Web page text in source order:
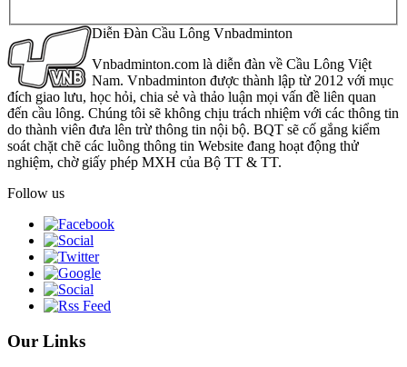
Diễn Đàn Cầu Lông Vnbadminton
Vnbadminton.com là diễn đàn về Cầu Lông Việt
Nam. Vnbadminton được thành lập từ 2012 với mục
đích giao lưu, học hỏi, chia sẻ và thảo luận mọi vấn đề liên quan
đến cầu lông. Chúng tôi sẽ không chịu trách nhiệm với các thông tin
do thành viên đưa lên trừ thông tin nội bộ. BQT sẽ cố gắng kiểm
soát chặt chẽ các luồng thông tin Website đang hoạt động thử
nghiệm, chờ giấy phép MXH của Bộ TT & TT.
Follow us
Our Links